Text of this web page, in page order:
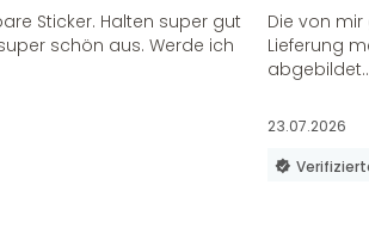
Sticker. Halten super gut
schön aus. Werde ich
Die von
Lieferung
23.07.2026